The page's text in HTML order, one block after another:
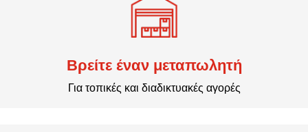
Βρείτε έναν μεταπωλητή